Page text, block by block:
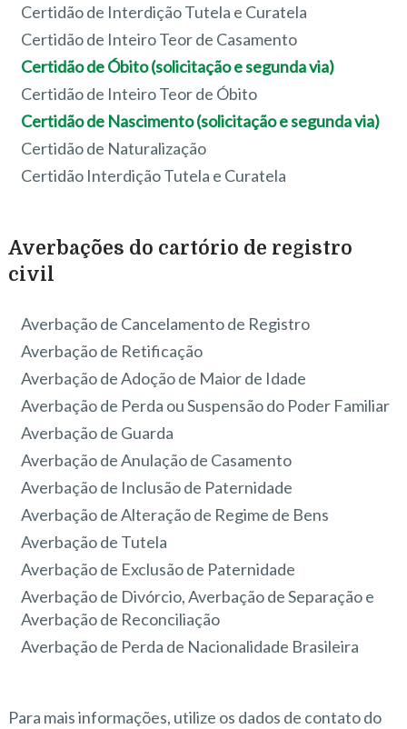
Certidão de Interdição Tutela e Curatela
Certidão de Inteiro Teor de Casamento
Certidão de Óbito (solicitação e segunda via)
Certidão de Inteiro Teor de Óbito
Certidão de Nascimento (solicitação e segunda via)
Certidão de Naturalização
Certidão Interdição Tutela e Curatela
Averbações do cartório de registro
civil
Averbação de Cancelamento de Registro
Averbação de Retificação
Averbação de Adoção de Maior de Idade
Averbação de Perda ou Suspensão do Poder Familiar
Averbação de Guarda
Averbação de Anulação de Casamento
Averbação de Inclusão de Paternidade
Averbação de Alteração de Regime de Bens
Averbação de Tutela
Averbação de Exclusão de Paternidade
Averbação de Divórcio, Averbação de Separação e
Averbação de Reconciliação
Averbação de Perda de Nacionalidade Brasileira
Para mais informações, utilize os dados de contato do